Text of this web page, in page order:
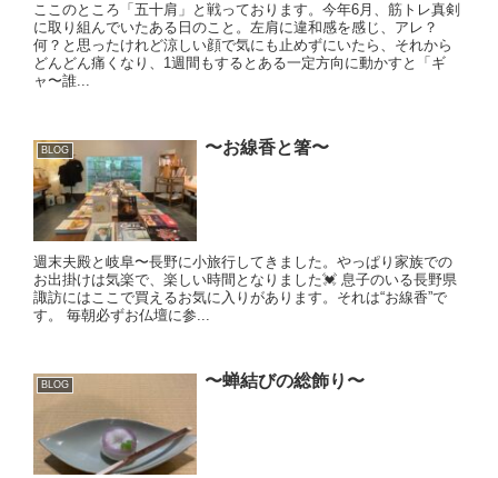
ここのところ「五十肩」と戦っております。今年6月、筋トレ真剣
に取り組んでいたある日のこと。左肩に違和感を感じ、アレ？
何？と思ったけれど涼しい顔で気にも止めずにいたら、それから
どんどん痛くなり、1週間もするとある一定方向に動かすと「ギ
ャ〜誰...
BLOG 〜お線香と箸〜
週末夫殿と岐阜〜長野に小旅行してきました。やっぱり家族での
お出掛けは気楽で、楽しい時間となりました💓 息子のいる長野県
諏訪にはここで買えるお気に入りがあります。それは“お線香”で
す。 毎朝必ずお仏壇に参...
BLOG 〜蝉結びの総飾り〜